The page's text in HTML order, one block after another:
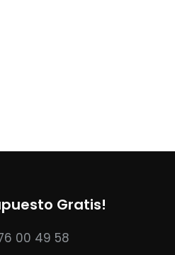
Gratis!
00 49 58